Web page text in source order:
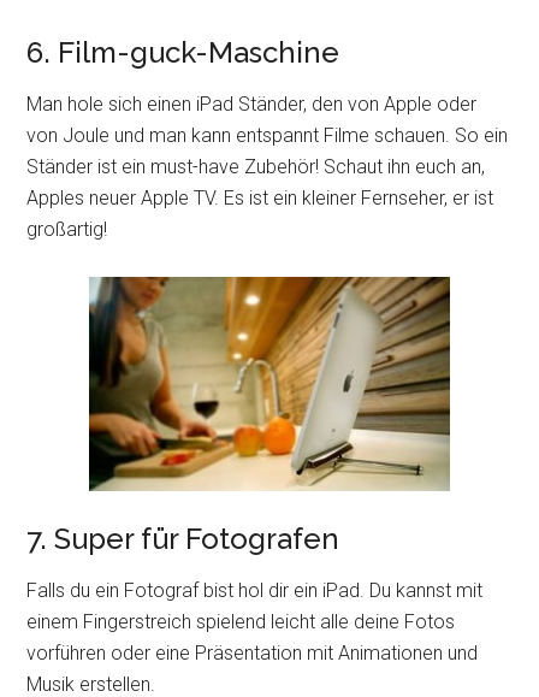
6. Film-guck-Maschine
Man hole sich einen iPad Ständer, den von Apple oder
von Joule und man kann entspannt Filme schauen. So ein
Ständer ist ein must-have Zubehör! Schaut ihn euch an,
Apples neuer Apple TV. Es ist ein kleiner Fernseher, er ist
großartig!
7. Super für Fotografen
Falls du ein Fotograf bist hol dir ein iPad. Du kannst mit
einem Fingerstreich spielend leicht alle deine Fotos
vorführen oder eine Präsentation mit Animationen und
Musik erstellen.